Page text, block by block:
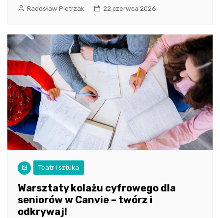
Radosław Pietrzak 22 czerwca 2026
Teatr i sztuka
Warsztaty kolażu cyfrowego dla
seniorów w Canvie – twórz i
odkrywaj!